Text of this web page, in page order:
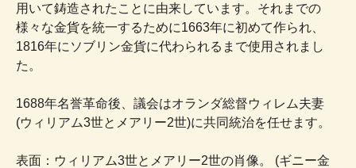
用いて鋳造されたことに由来しています。それまでの
様々な金貨を統一するために1663年に初めて作られ、
1816年にソブリン金貨に代わられるまで使用されまし
た。
1688年名誉革命後、議会はオランダ総督ウィレム夫妻
(ウィリアム3世とメアリー2世)に共同統治を任せます。
表面：ウィリアム3世とメアリー2世の肖像。 (ギニー金